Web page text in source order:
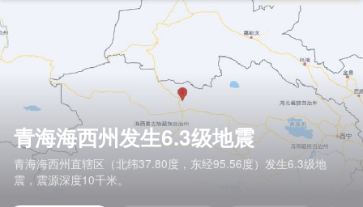
青海海西州发生6.3级地震
青海海西州直辖区（北纬37.80度，东经95.56度）发生6.3级地
震，震源深度10千米。